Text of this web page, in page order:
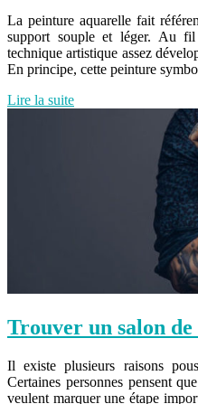
La peinture aquarelle fait
support souple et léger. Au
technique artistique assez
En principe, cette peinture
Lire la suite
Trouver un salon
Il existe plusieurs raisons
Certaines personnes pensent
veulent marquer une étape